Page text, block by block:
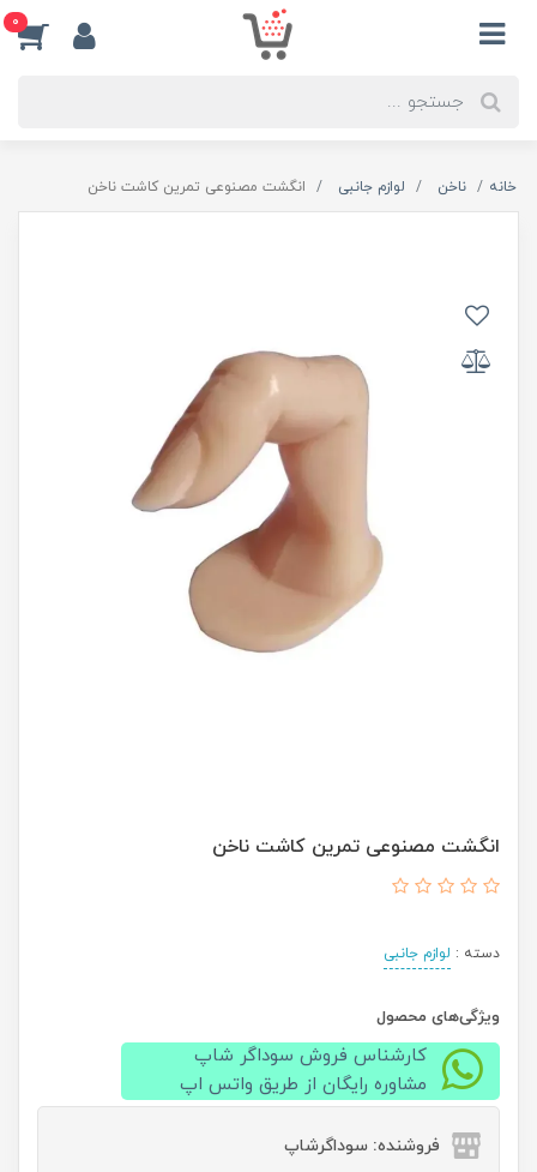
0
خانه ناخن لوازم جانبی انگشت مصنوعی تمرین کاشت ناخن
انگشت مصنوعی تمرین کاشت ناخن
دسته : لوازم جانبی
ویژگی‌های محصول
کارشناس فروش سوداگر شاپ
مشاوره رایگان از طریق واتس اپ
فروشنده: سوداگرشاپ